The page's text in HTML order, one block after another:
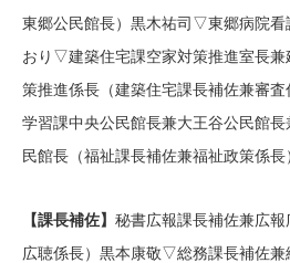
東郷公民館長）黒木祐司▽東郷病院看
おり▽建築住宅課空家対策推進室長
策推進係長（建築住宅課長補佐兼審
学習課中央公民館長兼大王谷公民館
民館長（福祉課長補佐兼福祉政策係
【課長補佐】 秘書広報課長補佐兼広
広聴係長）黒本康敬▽総務課長補佐